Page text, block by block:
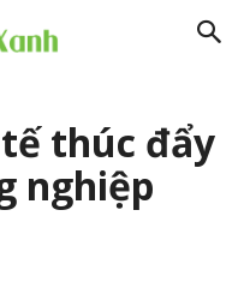
thúc đẩy
nghiệp